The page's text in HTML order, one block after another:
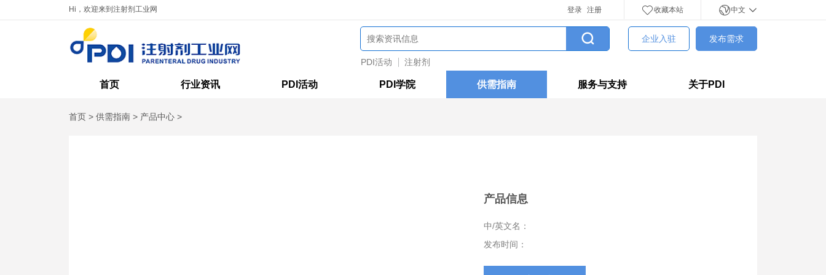
Hi，欢迎来到注射剂工业网 登录 注册 收藏本站 中文
PDI活动 注射剂
企业入驻 发布需求
首页 行业资讯 PDI活动 PDI学院 供需指南 服务与支持 关于PDI
首页 > 供需指南 > 产品中心 >
产品信息
中/英文名：
发布时间：